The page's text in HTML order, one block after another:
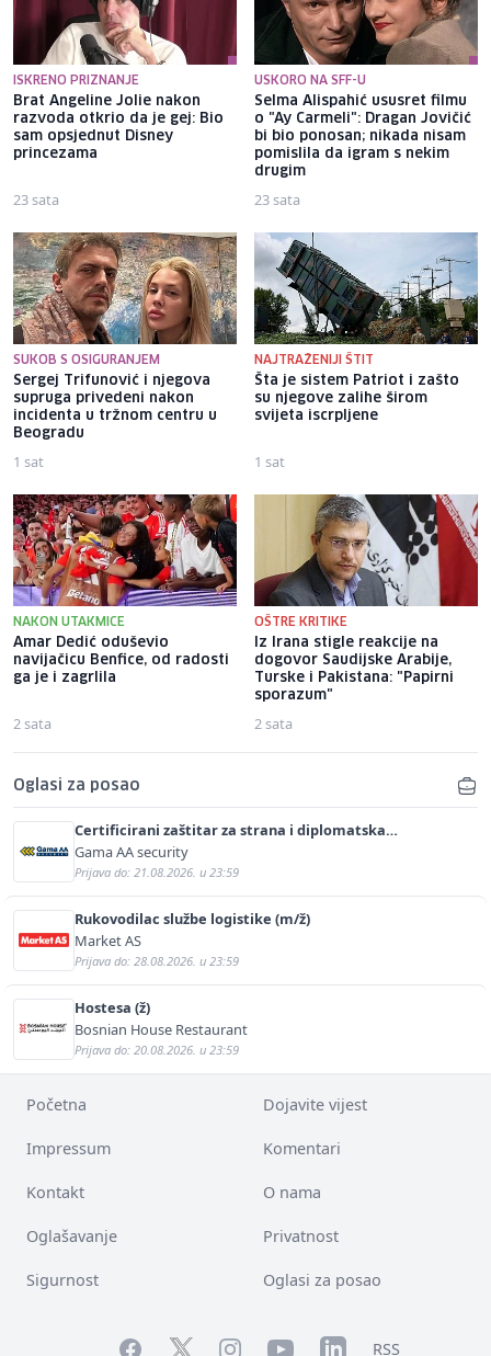
ISKRENO PRIZNANJE
Brat Angeline Jolie nakon
razvoda otkrio da je gej: Bio
sam opsjednut Disney
princezama
23 sata
USKORO NA SFF-U
Selma Alispahić ususret filmu
o "Ay Carmeli": Dragan Jovičić
bi bio ponosan; nikada nisam
pomislila da igram s nekim
drugim
23 sata
SUKOB S OSIGURANJEM
Sergej Trifunović i njegova
supruga privedeni nakon
incidenta u tržnom centru u
Beogradu
1 sat
NAJTRAŽENIJI ŠTIT
Šta je sistem Patriot i zašto
su njegove zalihe širom
svijeta iscrpljene
1 sat
NAKON UTAKMICE
Amar Dedić oduševio
navijačicu Benfice, od radosti
ga je i zagrlila
2 sata
OŠTRE KRITIKE
Iz Irana stigle reakcije na
dogovor Saudijske Arabije,
Turske i Pakistana: "Papirni
sporazum"
2 sata
Oglasi za posao
Certificirani zaštitar za strana i diplomatska
predstavništva (m/ž)
Gama AA security
Prijava do: 21.08.2026. u 23:59
Rukovodilac službe logistike (m/ž)
Market AS
Prijava do: 28.08.2026. u 23:59
Hostesa (ž)
Bosnian House Restaurant
Prijava do: 20.08.2026. u 23:59
Početna Dojavite vijest
Impressum Komentari
Kontakt O nama
Oglašavanje Privatnost
Sigurnost Oglasi za posao
FacebookTwitterInstagramYouTubeLinkedInRSS